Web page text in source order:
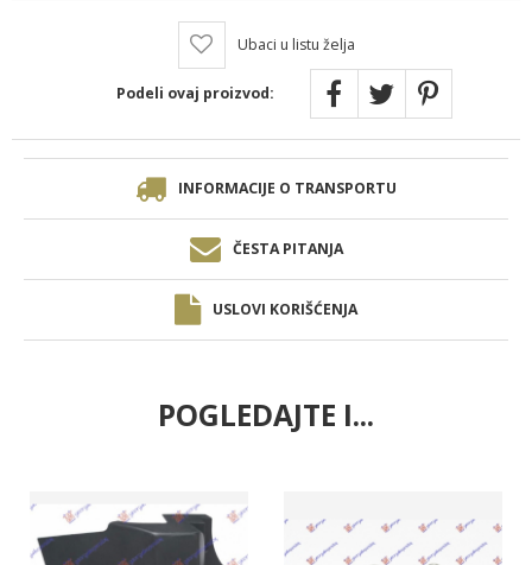
Ubaci u listu želja
Podeli ovaj proizvod:
INFORMACIJE O TRANSPORTU
ČESTA PITANJA
USLOVI KORIŠĆENJA
POGLEDAJTE I...